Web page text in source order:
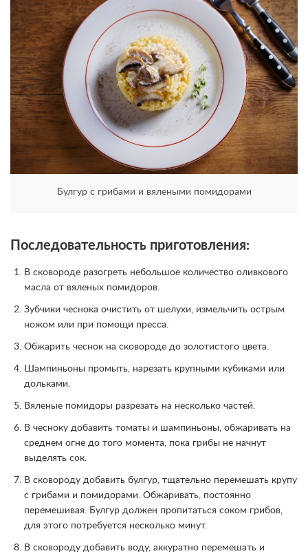
Булгур с грибами и вялеными помидорами
Последовательность приготовления:
В сковороде разогреть небольшое количество оливкового
масла от вяленых помидоров.
Зубчики чеснока очистить от шелухи, измельчить острым
ножом или при помощи пресса.
Обжарить чеснок на сковороде до золотистого цвета.
Шампиньоны промыть, нарезать крупными кубиками или
дольками.
Вяленые помидоры разрезать на несколько частей.
В чесноку добавить томаты и шампиньоны, обжаривать на
среднем огне до того момента, пока грибы не начнут
выделять сок.
В сковороду добавить булгур, тщательно перемешать крупу
с грибами и помидорами. Обжаривать, постоянно
перемешивая. Булгур должен пропитаться соком грибов,
для этого потребуется несколько минут.
В сковороду добавить воду, аккуратно перемешать и